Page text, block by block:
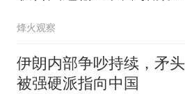
烽火观察
伊朗内部争吵持续，矛头
被强硬派指向中国